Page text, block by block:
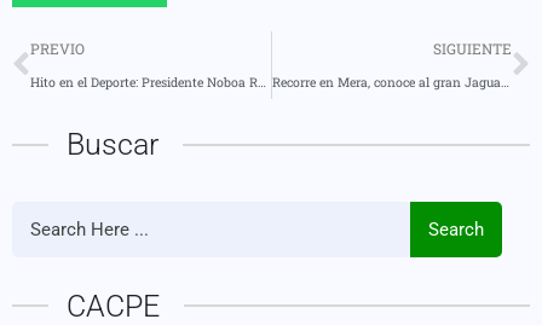
PREVIO
Hito en el Deporte: Presidente Noboa Recibe a RJ Luis Jr., el Primer Ecuatoriano en la NBA
SIGUIENTE
Recorre en Mera, conoce al gran Jaguar junto al Puente del Río Tigre
Buscar
Search
CACPE